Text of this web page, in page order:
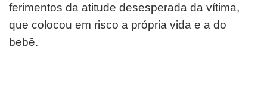
ferimentos da atitude desesperada da vítima,
que colocou em risco a própria vida e a do
bebê.